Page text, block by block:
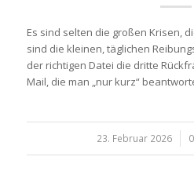
Es sind selten die großen Krisen,
sind die kleinen, täglichen
der richtigen Datei die dritte
Mail, die man „nur kurz“
23. Februar 2026
/